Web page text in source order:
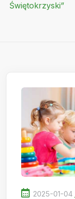
Świętokrzyski”
2025-01-04